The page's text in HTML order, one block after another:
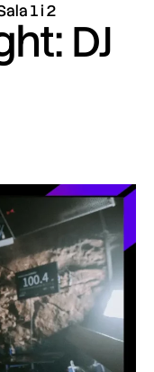
1 i 2
DJ